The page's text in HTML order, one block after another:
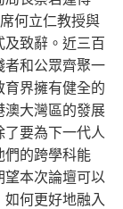
何立仁教授與
致辭。近三百
者和公眾齊聚一
育界擁有健全的
澳大灣區的發展
要為下一代人
們的跨學科能
本次論壇可以
何更好地融入